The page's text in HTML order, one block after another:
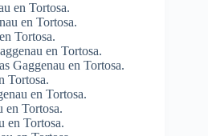
en Tortosa.
en Tortosa.
Tortosa.
en Tortosa.
Gaggenau en Tortosa.
Tortosa.
en Tortosa.
en Tortosa.
en Tortosa.